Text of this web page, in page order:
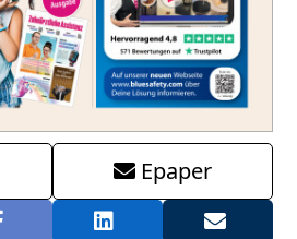
Epaper